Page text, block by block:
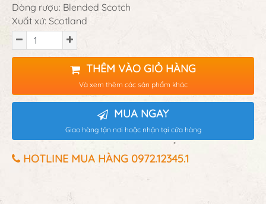
Dòng rượu: Blended Scotch
Xuất xứ: Scotland
THÊM VÀO GIỎ HÀNG
Và xem thêm các sản phẩm khác
MUA NGAY
Giao hàng tận nơi hoặc nhận tại cửa hàng
HOTLINE MUA HÀNG 0972.12345.1